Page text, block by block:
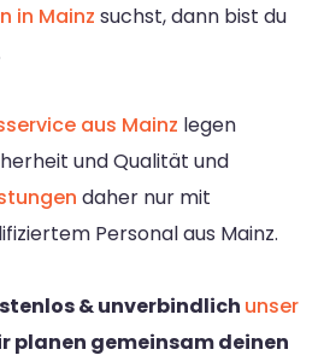
in Mainz suchst, dann bist du
aus Mainz legen
und Qualität und
daher nur mit
Personal aus Mainz.
& unverbindlich unser
planen gemeinsam deinen